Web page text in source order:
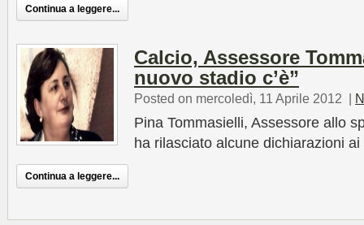
Continua a leggere...
Calcio, Assessore
nuovo stadio c’è”
Posted on mercoledì, 11 Aprile 2012 |
Pina Tommasielli, Assessore allo
ha rilasciato alcune dichiarazioni
Continua a leggere...